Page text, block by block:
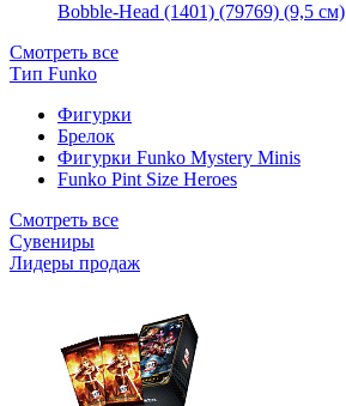
Bobble-Head (1401) (79769) (9,5 см)
Смотреть все
Тип Funko
Фигурки
Брелок
Фигурки Funko Mystery Minis
Funko Pint Size Heroes
Смотреть все
Сувениры
Лидеры продаж